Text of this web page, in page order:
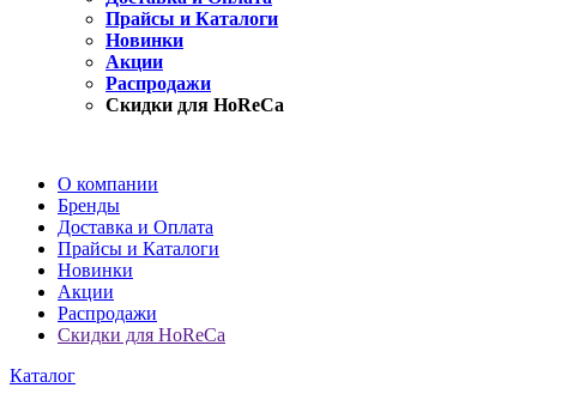
Прайсы и Каталоги
Новинки
Акции
Распродажи
Скидки для HoReCa
О компании
Бренды
Доставка и Оплата
Прайсы и Каталоги
Новинки
Акции
Распродажи
Скидки для HoReCa
Каталог